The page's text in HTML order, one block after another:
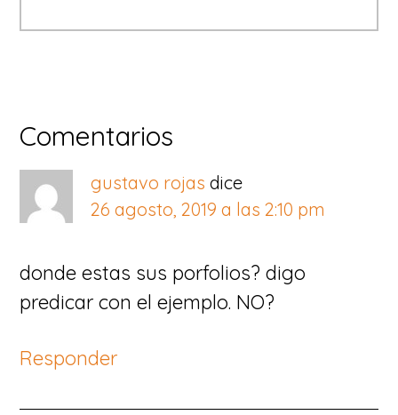
Interacciones
con
los
Comentarios
gustavo rojas dice
26 agosto, 2019 a las 2:10 pm
donde estas sus porfolios? digo
predicar con el ejemplo. NO?
Responder